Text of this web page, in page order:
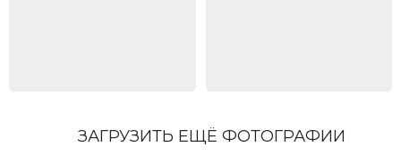
ЗАГРУЗИТЬ ЕЩЁ ФОТОГРАФИИ